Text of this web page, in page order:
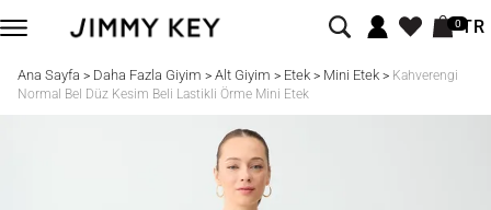
0TR
Ana Sayfa > Daha Fazla Giyim > Alt Giyim > Etek> Mini Etek> Kahverengi
Normal Bel Düz Kesim Beli Lastikli Örme Mini Etek